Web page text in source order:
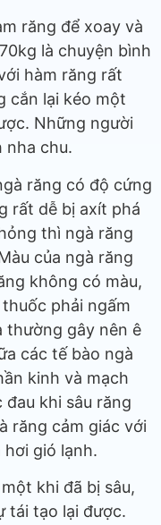
răng để xoay và
là chuyện bình
hàm răng rất
cắn lại kéo một
Những người
nha chu.
răng có độ cứng
rất dễ bị axít phá
thì ngà răng
của ngà răng
không có màu,
phải ngấm
thường gây nên ê
các tế bào ngà
kinh và mạch
đau khi sâu răng
răng cảm giác với
gió lạnh.
khi đã bị sâu,
tái tạo lại được.